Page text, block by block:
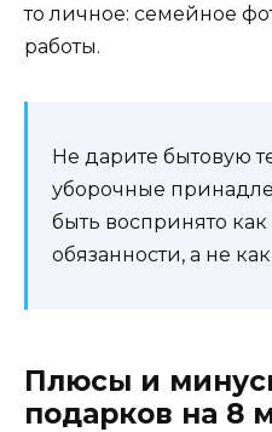
то личное: семейное
работы.
Не дарите бытовую
уборочные
быть воспринято
обязанности, а не
Плюсы и
подарков на 8